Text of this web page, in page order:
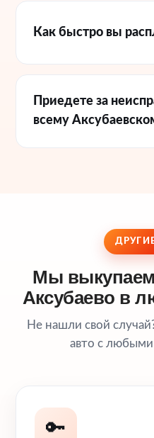
Как быстро вы
Приедете за
всему
Мы
Аксубаево в
Не нашли свой
авто с
🔑